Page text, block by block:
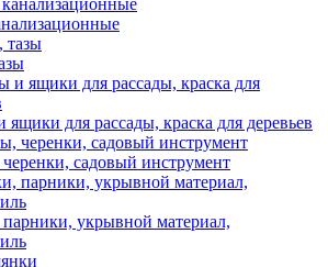
ящики для рассады, краска для деревьев
садовый инструмент
укрывной материал,